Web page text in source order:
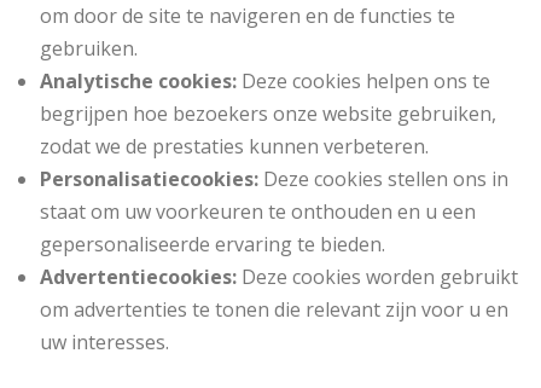
om door de site te navigeren en de functies te
gebruiken.
Analytische cookies: Deze cookies helpen ons te
begrijpen hoe bezoekers onze website gebruiken,
zodat we de prestaties kunnen verbeteren.
Personalisatiecookies: Deze cookies stellen ons in
staat om uw voorkeuren te onthouden en u een
gepersonaliseerde ervaring te bieden.
Advertentiecookies: Deze cookies worden gebruikt
om advertenties te tonen die relevant zijn voor u en
uw interesses.